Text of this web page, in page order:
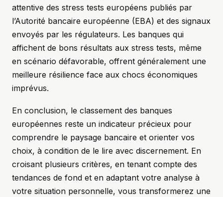
attentive des stress tests européens publiés par
l’Autorité bancaire européenne (EBA) et des signaux
envoyés par les régulateurs. Les banques qui
affichent de bons résultats aux stress tests, même
en scénario défavorable, offrent généralement une
meilleure résilience face aux chocs économiques
imprévus.
En conclusion, le classement des banques
européennes reste un indicateur précieux pour
comprendre le paysage bancaire et orienter vos
choix, à condition de le lire avec discernement. En
croisant plusieurs critères, en tenant compte des
tendances de fond et en adaptant votre analyse à
votre situation personnelle, vous transformerez une